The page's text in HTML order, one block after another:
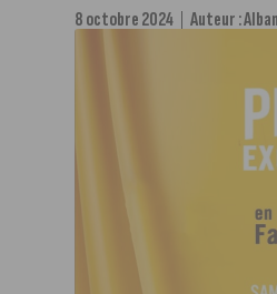
8 octobre 2024 Auteur :